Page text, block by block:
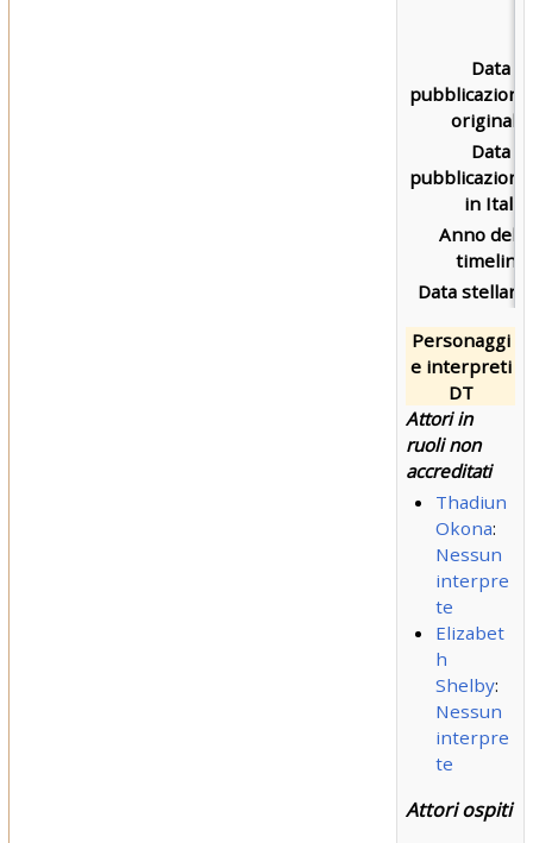
Data di
pubblicazione
originale:
Data di
pubblicazione
in Italia:
Anno della
timeline:
Data stellare:
Personaggi
e interpreti
DT
Attori in
ruoli non
accreditati
Thadiun
Okona:
Nessun
interpre
te
Elizabet
h
Shelby:
Nessun
interpre
te
Attori ospiti